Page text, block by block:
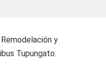
y
Tupungato.